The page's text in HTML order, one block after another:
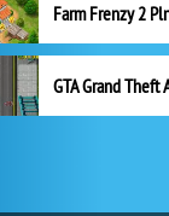
GTA Grand Theft